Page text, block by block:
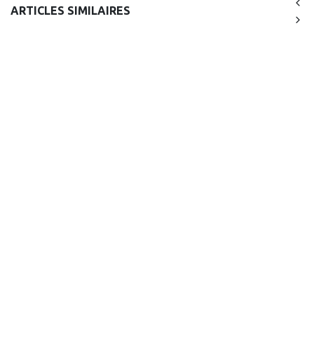
ARTICLES SIMILAIRES